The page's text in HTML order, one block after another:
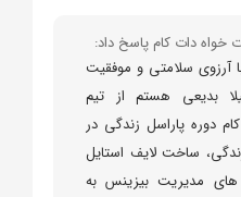
خواه دات کام پاسخ داد:
آرزوی سلامتی و موفقیت
بدیعی هستم از تیم
دوره پاراسل زندگی در
ساخت لایف استایل
مدیریت بیزینس به